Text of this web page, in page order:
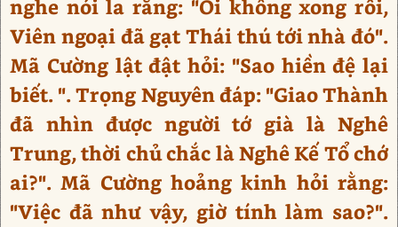
nghe nói la rằng: "Ối không xong rồi,
Viên ngoại đã gạt Thái thú tới nhà đó".
Mã Cường lật đật hỏi: "Sao hiền đệ lại
biết. ". Trọng Nguyên đáp: "Giao Thành
đã nhìn được người tớ già là Nghê
Trung, thời chủ chắc là Nghê Kế Tổ chớ
ai?". Mã Cường hoảng kinh hỏi rằng:
"Việc đã như vậy, giờ tính làm sao?".